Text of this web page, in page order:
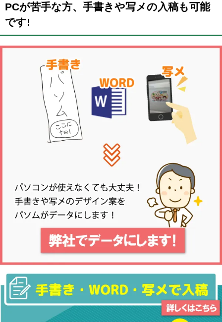
PCが苦手な方、手書きや写メの入稿も可能
です!